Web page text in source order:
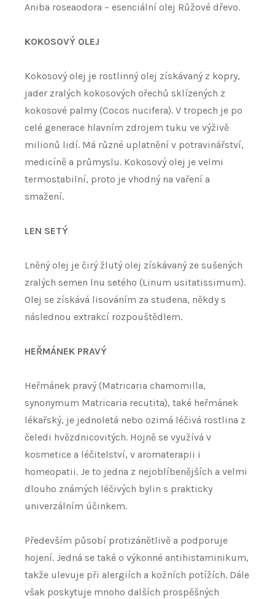
Aniba roseaodora – esenciální olej Růžové dřevo.
KOKOSOVÝ OLEJ
Kokosový olej je rostlinný olej získávaný z kopry,
jader zralých kokosových ořechů sklízených z
kokosové palmy (Cocos nucifera). V tropech je po
celé generace hlavním zdrojem tuku ve výživě
milionů lidí. Má různé uplatnění v potravinářství,
medicíně a průmyslu. Kokosový olej je velmi
termostabilní, proto je vhodný na vaření a
smažení.
LEN SETÝ
Lněný olej je čirý žlutý olej získávaný ze sušených
zralých semen lnu setého (Linum usitatissimum).
Olej se získává lisováním za studena, někdy s
následnou extrakcí rozpouštědlem.
HEŘMÁNEK PRAVÝ
Heřmánek pravý (Matricaria chamomilla,
synonymum Matricaria recutita), také heřmánek
lékařský, je jednoletá nebo ozimá léčivá rostlina z
čeledi hvězdnicovitých. Hojně se využívá v
kosmetice a léčitelství, v aromaterapii i
homeopatii. Je to jedna z nejoblíbenějších a velmi
dlouho známých léčivých bylin s prakticky
univerzálním účinkem.
Především působí protizánětlivě a podporuje
hojení. Jedná se také o výkonné antihistaminikum,
takže ulevuje při alergiích a kožních potížích. Dále
však poskytuje mnoho dalších prospěšných